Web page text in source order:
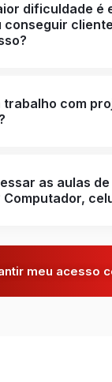
dificuldade é
conseguir
trabalho com
as aulas
Computador,
meu acesso